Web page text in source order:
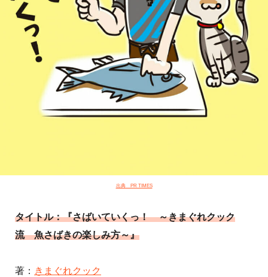
出典 PR TIMES
タイトル：『さばいていくっ！ ～きまぐれクック
流 魚さばきの楽しみ方～』
著： きまぐれクック